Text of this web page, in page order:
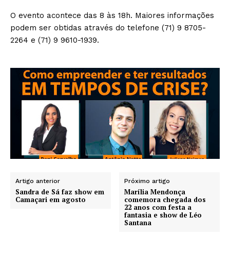
O evento acontece das 8 às 18h. Maiores informações
podem ser obtidas através do telefone (71) 9 8705-
2264 e (71) 9 9610-1939.
Artigo anterior
Sandra de Sá faz show em
Camaçari em agosto
Próximo artigo
Marília Mendonça
comemora chegada dos
22 anos com festa a
fantasia e show de Léo
Santana